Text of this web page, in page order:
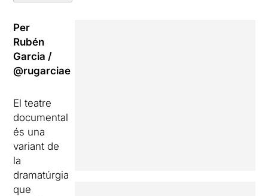
Per
Rubén
Garcia /
@rugarciae
El teatre
documental
és una
variant de
la
dramatúrgia
que